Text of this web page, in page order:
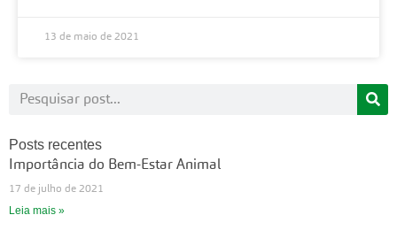
13 de maio de 2021
Posts recentes
Importância do Bem-Estar Animal
17 de julho de 2021
Leia mais »